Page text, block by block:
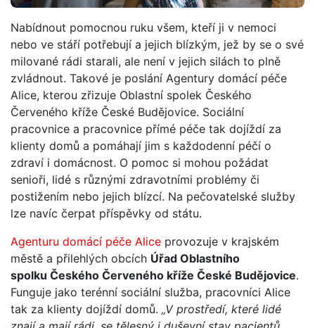
Nabídnout pomocnou ruku všem, kteří ji v nemoci
nebo ve stáří potřebují a jejich blízkým, jež by se o své
milované rádi starali, ale není v jejich silách to plně
zvládnout. Takové je poslání Agentury domácí péče
Alice, kterou zřizuje Oblastní spolek Českého
Červeného kříže České Budějovice. Sociální
pracovnice a pracovnice přímé péče tak dojíždí za
klienty domů a pomáhají jim s každodenní péčí o
zdraví i domácnost. O pomoc si mohou požádat
senioři, lidé s různými zdravotními problémy či
postižením nebo jejich blízcí. Na pečovatelské služby
lze navíc čerpat příspěvky od státu.
Agenturu domácí péče Alice provozuje v krajském
městě a přilehlých obcích Úřad Oblastního
spolku Českého Červeného kříže České Budějovice.
Funguje jako terénní sociální služba, pracovníci Alice
tak za klienty dojíždí domů. „V prostředí, které lidé